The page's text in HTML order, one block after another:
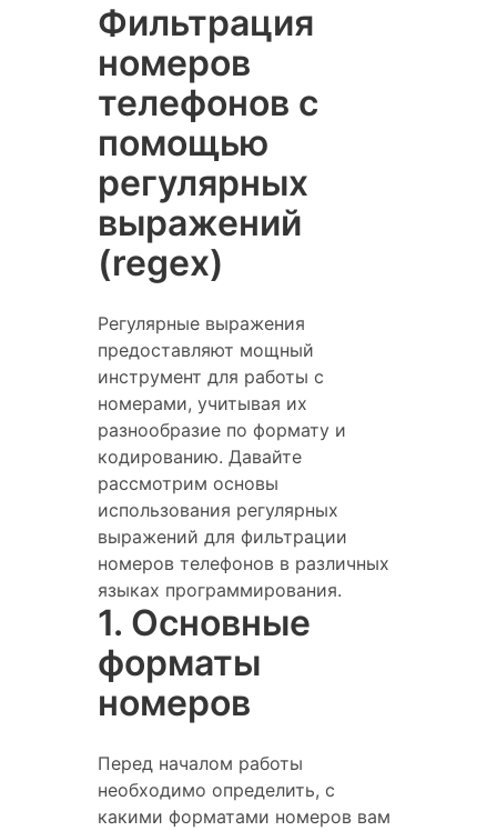
Фильтрация
номеров
телефонов с
помощью
регулярных
выражений
(regex)
Регулярные выражения
предоставляют мощный
инструмент для работы с
номерами, учитывая их
разнообразие по формату и
кодированию. Давайте
рассмотрим основы
использования регулярных
выражений для фильтрации
номеров телефонов в различных
языках программирования.
1. Основные
форматы
номеров
Перед началом работы
необходимо определить, с
какими форматами номеров вам